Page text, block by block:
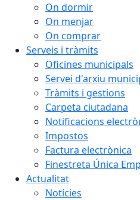
On dormir
On menjar
On comprar
Serveis i tràmits
Oficines municipals
Servei d'arxiu
Tràmits i gestions
Carpeta ciutadana
Notificacions
Impostos
Factura electrònica
Finestreta Única
Actualitat
Notícies